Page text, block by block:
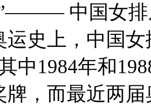
中国女排
运史上，中国
中1984年和
牌，而最近两